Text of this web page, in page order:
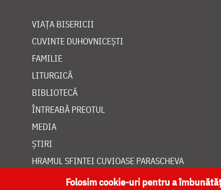
VIAȚA BISERICII
CUVINTE DUHOVNICEȘTI
FAMILIE
LITURGICĂ
BIBLIOTECĂ
ÎNTREABĂ PREOTUL
MEDIA
ȘTIRI
HRAMUL SFINTEI CUVIOASE PARASCHEVA
Folosim cookie-uri pentru a